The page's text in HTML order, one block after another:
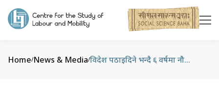
Home/News & Media/ विदेश पठाइदिने भन्दै ६ वर्षमा नौ हजार श्रमिकबाट पाँच अर्ब ठगी